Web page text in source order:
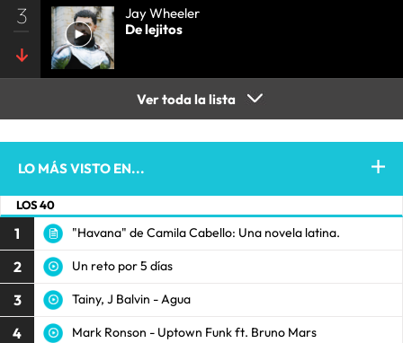
3
Jay Wheeler
De lejitos
Ver toda la lista
LO MÁS VISTO EN...
LOS 40
1 "Havana" de Camila Cabello: Una novela latina.
2 Un reto por 5 días
3 Tainy, J Balvin - Agua
4 Mark Ronson - Uptown Funk ft. Bruno Mars